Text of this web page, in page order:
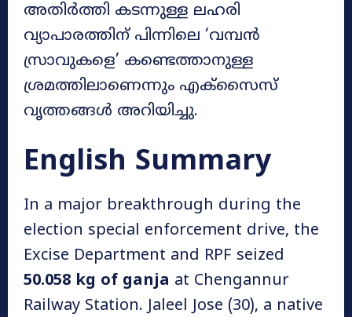
അതിർത്തി കടന്നുള്ള ലഹരി
വ്യാപാരത്തിന് പിന്നിലെ ‘വമ്പൻ
സ്രാവുകളെ’ കണ്ടെത്താനുള്ള
ശ്രമത്തിലാണെന്നും എക്സൈസ്
വൃത്തങ്ങൾ അറിയിച്ചു.
English Summary
In a major breakthrough during the
election special enforcement drive, the
Excise Department and RPF seized
50.058 kg of ganja at Chengannur
Railway Station. Jaleel Jose (30), a native